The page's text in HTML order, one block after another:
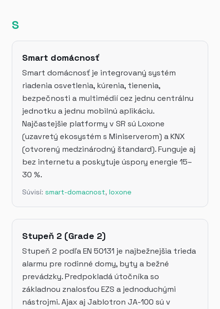
S
Smart domácnosť
Smart domácnosť je integrovaný systém
riadenia osvetlenia, kúrenia, tienenia,
bezpečnosti a multimédií cez jednu centrálnu
jednotku a jednu mobilnú aplikáciu.
Najčastejšie platformy v SR sú Loxone
(uzavretý ekosystém s Miniserverom) a KNX
(otvorený medzinárodný štandard). Funguje aj
bez internetu a poskytuje úspory energie 15–
30 %.
Súvisí: smart-domacnost, loxone
Stupeň 2 (Grade 2)
Stupeň 2 podľa EN 50131 je najbežnejšia trieda
alarmu pre rodinné domy, byty a bežné
prevádzky. Predpokladá útočníka so
základnou znalosťou EZS a jednoduchými
nástrojmi. Ajax aj Jablotron JA-100 sú v